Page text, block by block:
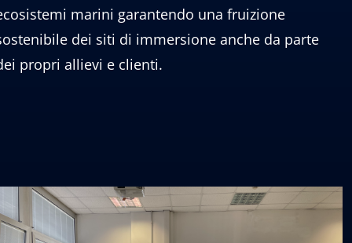
marini garantendo una fruizione
dei siti di immersione anche da parte
propri allievi e clienti.